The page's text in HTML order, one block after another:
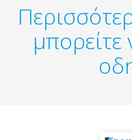
μπορείτε